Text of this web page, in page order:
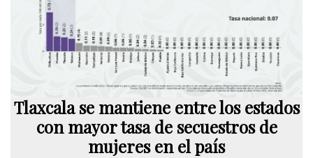
Tlaxcala se mantiene entre los estados
con mayor tasa de secuestros de
mujeres en el país